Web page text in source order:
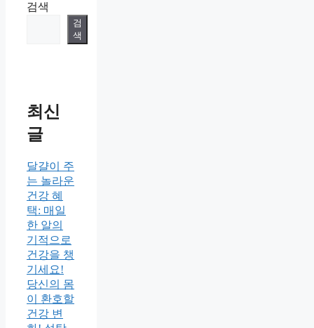
검색
검
색
최신
글
달걀이 주
는 놀라운
건강 혜
택: 매일
한 알의
기적으로
건강을 챙
기세요!
당신의 몸
이 환호할
건강 변